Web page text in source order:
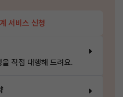
서비스 신청
직접 대행해 드려요.